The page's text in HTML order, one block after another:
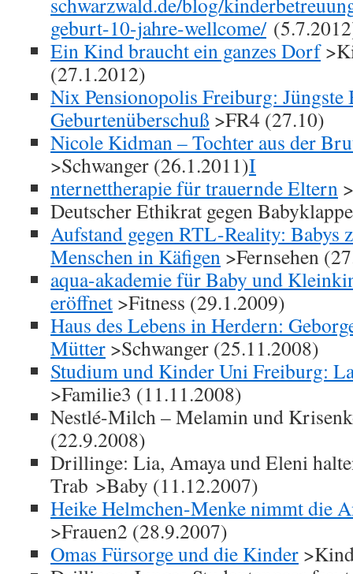
geburt-10-jahre-wellcome/
Ein Kind braucht ein ganzes Dorf
(27.1.2012)
Nix Pensionopolis Freiburg: Jüngste
Geburtenüberschuß >FR4 (27.10)
Nicole Kidman – Tochter aus der
>Schwanger (26.1.2011)I
nternettherapie für trauernde Eltern
Deutscher Ethikrat gegen
Aufstand gegen RTL-Reality: Babys
Menschen in Käfigen >Fernsehen
aqua-akademie für Baby und
eröffnet >Fitness (29.1.2009)
Haus des Lebens in Herdern:
Mütter >Schwanger (25.11.2008)
Studium und Kinder Uni Freiburg:
>Familie3 (11.11.2008)
Nestlé-Milch – Melamin und
(22.9.2008)
Drillinge: Lia, Amaya und Eleni
Trab >Baby (11.12.2007)
Heike Helmchen-Menke nimmt die
>Frauen2 (28.9.2007)
Omas Fürsorge und die Kinder